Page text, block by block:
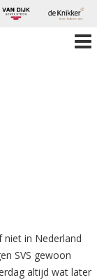
in Nederland
SVS gewoon
altijd wat later